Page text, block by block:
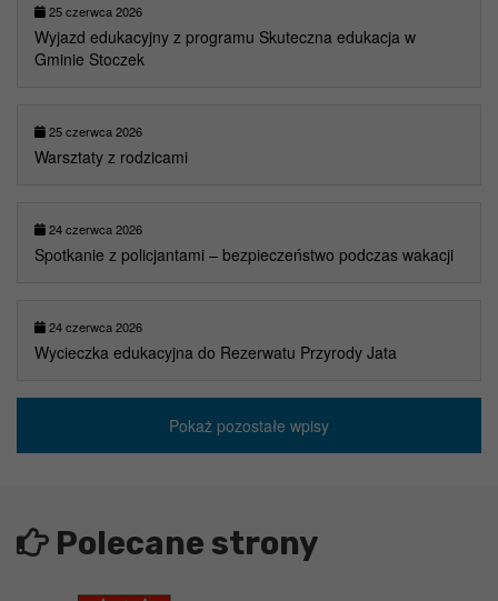
25 czerwca 2026
Wyjazd edukacyjny z programu Skuteczna edukacja w
Gminie Stoczek
25 czerwca 2026
Warsztaty z rodzicami
24 czerwca 2026
Spotkanie z policjantami – bezpieczeństwo podczas wakacji
24 czerwca 2026
Wycieczka edukacyjna do Rezerwatu Przyrody Jata
Pokaż pozostałe wpisy
Polecane strony